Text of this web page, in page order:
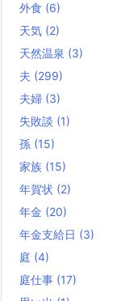
外食 (6)
天気 (2)
天然温泉 (3)
夫 (299)
夫婦 (3)
失敗談 (1)
孫 (15)
家族 (15)
年賀状 (2)
年金 (20)
年金支給日 (3)
庭 (4)
庭仕事 (17)